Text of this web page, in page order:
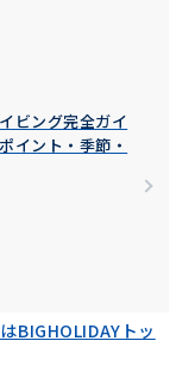
ビング完全ガイ
イント・季節・
BIGHOLIDAYトッ